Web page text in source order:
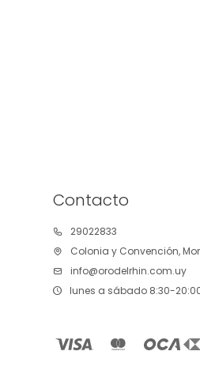
Contacto
29022833
Colonia y Convención,
info@orodelrhin.com.uy
lunes a sábado 8:30-